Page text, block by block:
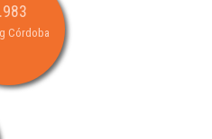
Córdoba